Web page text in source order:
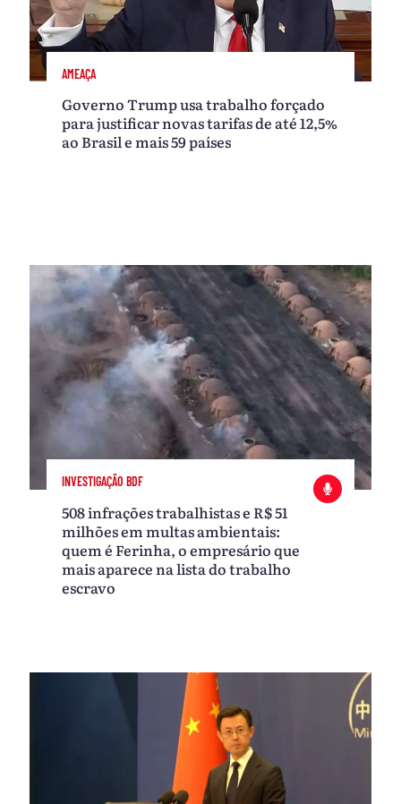
AMEAÇA
Governo Trump usa trabalho forçado
para justificar novas tarifas de até 12,5%
ao Brasil e mais 59 países
INVESTIGAÇÃO BDF
508 infrações trabalhistas e R$ 51
milhões em multas ambientais:
quem é Ferinha, o empresário que
mais aparece na lista do trabalho
escravo